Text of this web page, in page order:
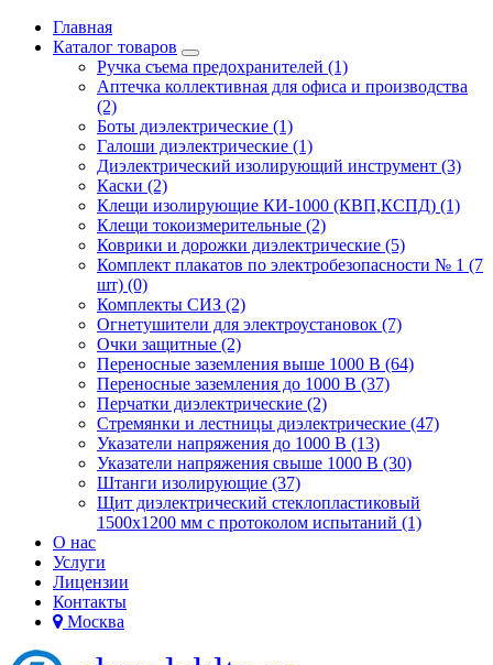
Главная
Каталог товаров
Ручка съема предохранителей (1)
Аптечка коллективная для офиса и производства
(2)
Боты диэлектрические (1)
Галоши диэлектрические (1)
Диэлектрический изолирующий инструмент (3)
Каски (2)
Клещи изолирующие КИ-1000 (КВП,КСПД) (1)
Клещи токоизмерительные (2)
Коврики и дорожки диэлектрические (5)
Комплект плакатов по электробезопасности № 1 (7
шт) (0)
Комплекты СИЗ (2)
Огнетушители для электроустановок (7)
Очки защитные (2)
Переносные заземления выше 1000 В (64)
Переносные заземления до 1000 В (37)
Перчатки диэлектрические (2)
Стремянки и лестницы диэлектрические (47)
Указатели напряжения до 1000 В (13)
Указатели напряжения свыше 1000 В (30)
Штанги изолирующие (37)
Щит диэлектрический стеклопластиковый
1500х1200 мм с протоколом испытаний (1)
О нас
Услуги
Лицензии
Контакты
Москва